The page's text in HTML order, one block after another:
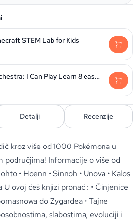
STEM Lab for Kids
The Story Orchestra: I Can Play Learn 8 easy pieces from the series!
Detalji Recenzije
kroz više od 1000 Pokémona u
područjima! Informacije o više od
• Hoenn • Sinnoh • Unova • Kalos
U ovoj ćeš knjizi pronaći: • Činjenice
do Zygardea • Tajne
slabostima, evoluciji i